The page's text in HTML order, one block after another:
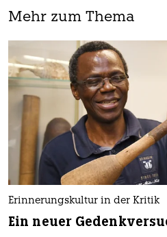
Mehr zum Thema
Erinnerungskultur in der Kritik
Ein neuer